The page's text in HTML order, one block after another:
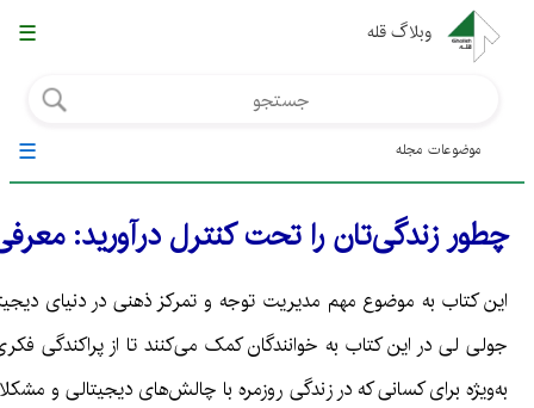
وبلاگ قله ☰
موضوعات مجله ☰
چطور زندگی‌تان را تحت کنترل درآورید:
این کتاب به موضوع مهم مدیریت توجه و تمرکز ذهنی در دنیای
جولی لی در این کتاب به خوانندگان کمک می‌کنند تا از پراکندگی
به‌ویژه برای کسانی که در زندگی روزمره با چالش‌های دیجیتالی و